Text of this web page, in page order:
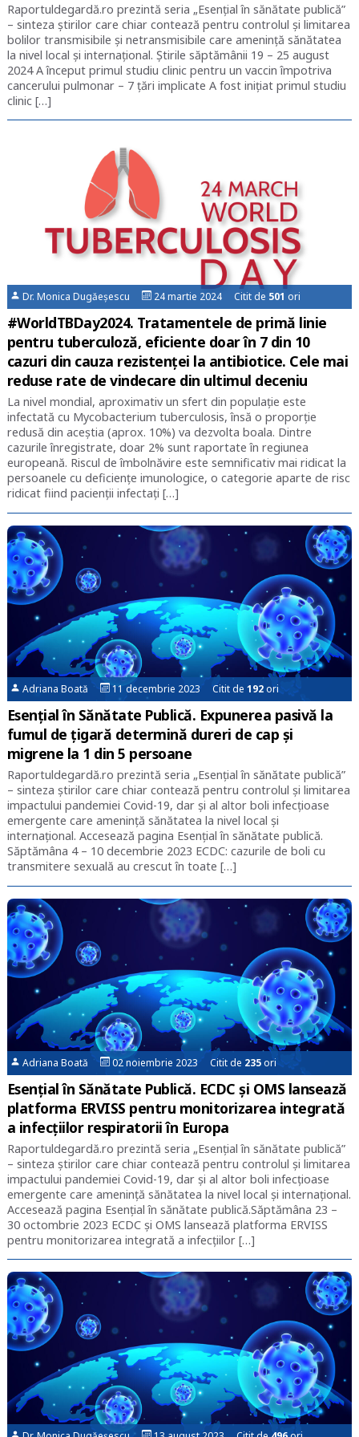
Raportuldegardă.ro prezintă seria „Esențial în sănătate publică”
– sinteza știrilor care chiar contează pentru controlul și limitarea
bolilor transmisibile și netransmisibile care amenință sănătatea
la nivel local și internațional. Știrile săptămânii 19 – 25 august
2024 A început primul studiu clinic pentru un vaccin împotriva
cancerului pulmonar – 7 țări implicate A fost inițiat primul studiu
clinic […]
Dr. Monica Dugăeșescu 24 martie 2024 Citit de 501 ori
#WorldTBDay2024. Tratamentele de primă linie
pentru tuberculoză, eficiente doar în 7 din 10
cazuri din cauza rezistenței la antibiotice. Cele mai
reduse rate de vindecare din ultimul deceniu
La nivel mondial, aproximativ un sfert din populaţie este
infectată cu Mycobacterium tuberculosis, însă o proporţie
redusă din aceştia (aprox. 10%) va dezvolta boala. Dintre
cazurile înregistrate, doar 2% sunt raportate în regiunea
europeană. Riscul de îmbolnăvire este semnificativ mai ridicat la
persoanele cu deficienţe imunologice, o categorie aparte de risc
ridicat fiind pacienţii infectaţi […]
Adriana Boată 11 decembrie 2023 Citit de192ori
Esențial în Sănătate Publică. Expunerea pasivă la
fumul de țigară determină dureri de cap și
migrene la 1 din 5 persoane
Raportuldegardă.ro prezintă seria „Esențial în sănătate publică”
– sinteza știrilor care chiar contează pentru controlul și limitarea
impactului pandemiei Covid-19, dar și al altor boli infecțioase
emergente care amenință sănătatea la nivel local și
internațional. Accesează pagina Esențial în sănătate publică.
Săptămâna 4 – 10 decembrie 2023 ECDC: cazurile de boli cu
transmitere sexuală au crescut în toate […]
Adriana Boată 02 noiembrie 2023 Citit de 235ori
Esențial în Sănătate Publică. ECDC și OMS lansează
platforma ERVISS pentru monitorizarea integrată
a infecțiilor respiratorii în Europa
Raportuldegardă.ro prezintă seria „Esențial în sănătate publică”
– sinteza știrilor care chiar contează pentru controlul și limitarea
impactului pandemiei Covid-19, dar și al altor boli infecțioase
emergente care amenință sănătatea la nivel local și internațional.
Accesează pagina Esențial în sănătate publică.Săptămâna 23 –
30 octombrie 2023 ECDC și OMS lansează platforma ERVISS
pentru monitorizarea integrată a infecțiilor […]